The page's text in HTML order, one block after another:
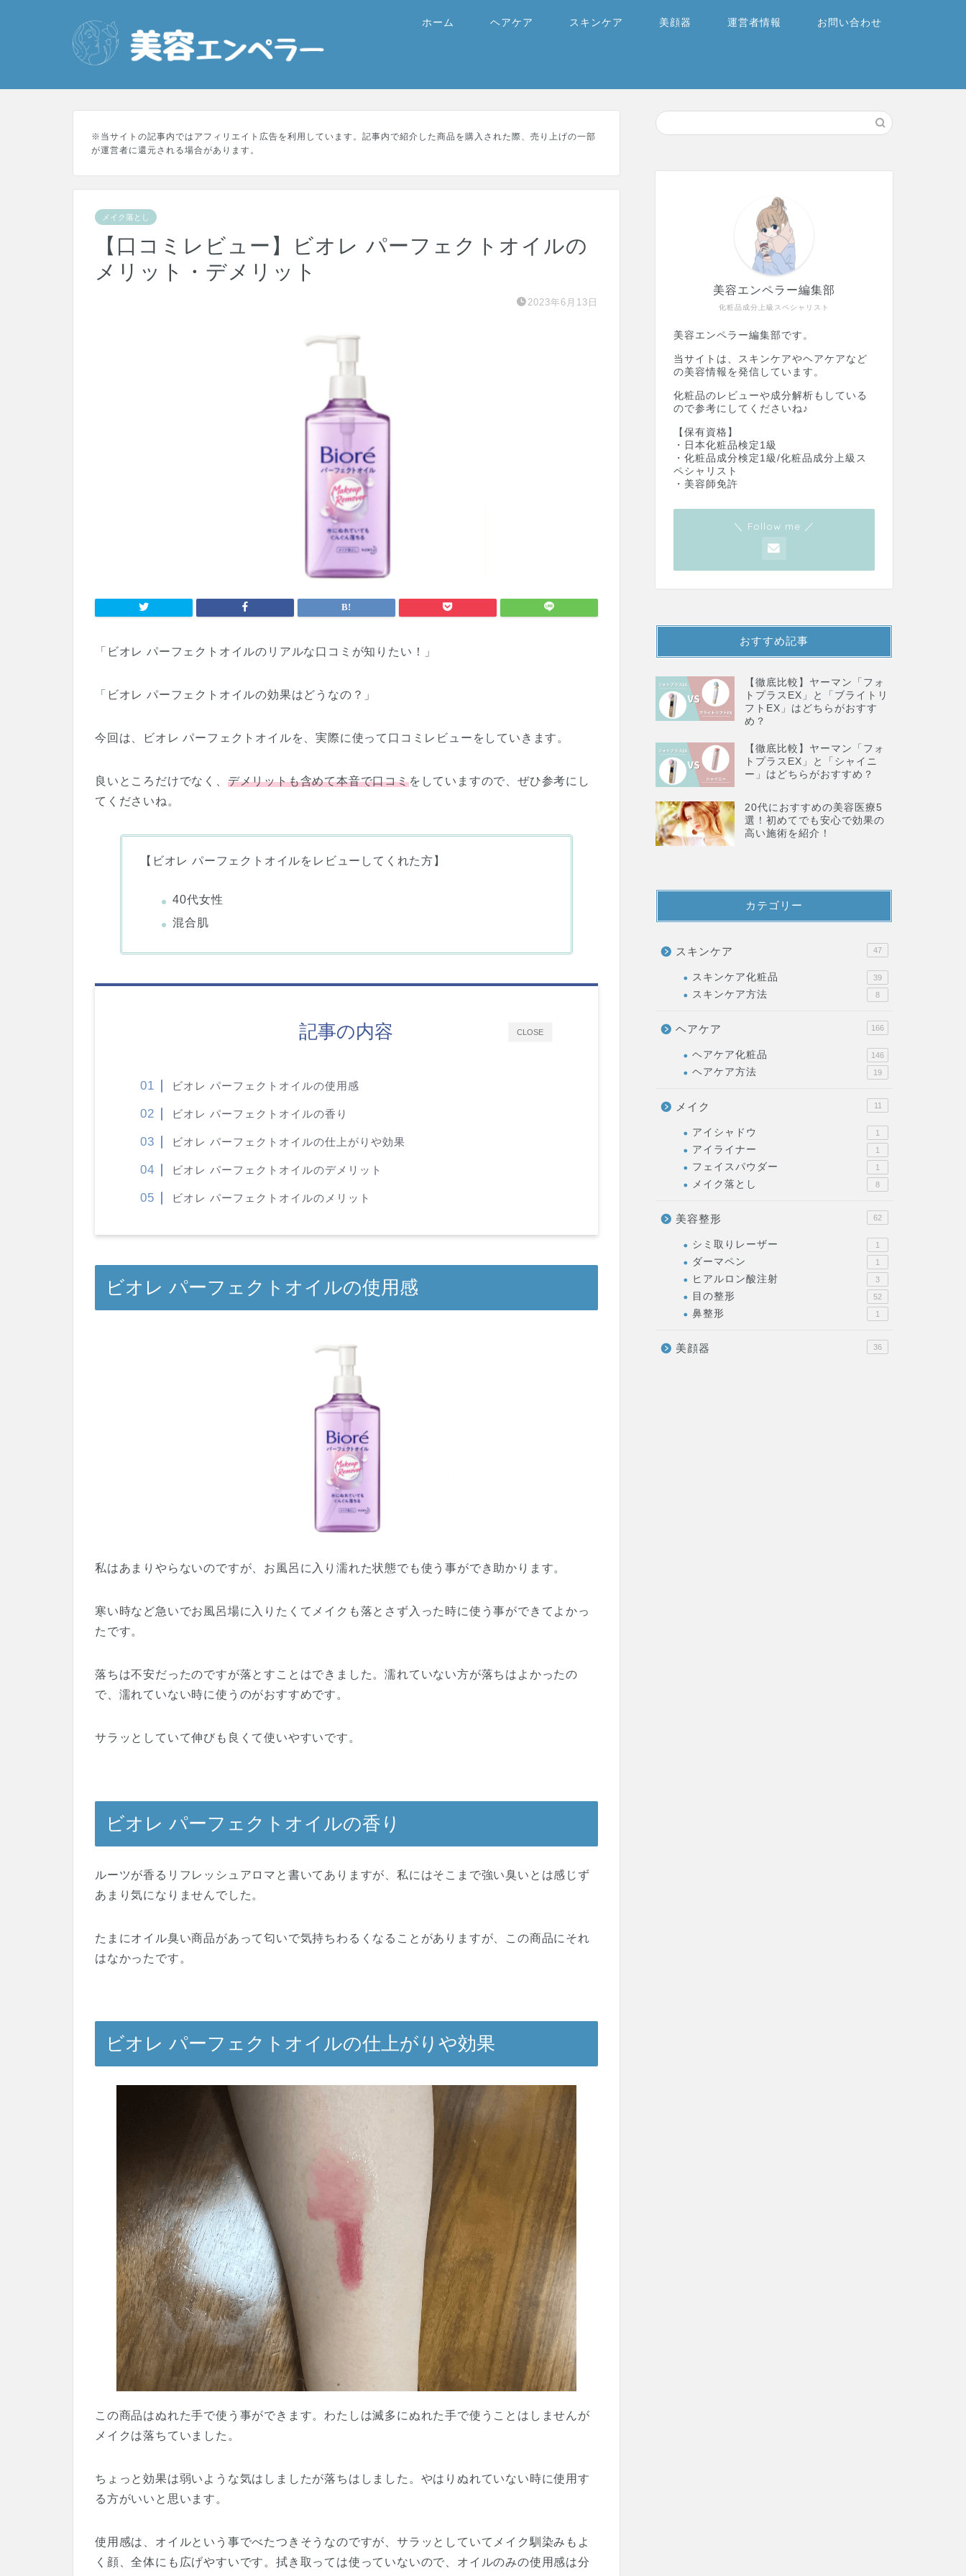
ホーム ヘアケア スキンケア 美顔器 運営者情報 お問い合わせ
※当サイトの記事内ではアフィリエイト広告を利用しています。記事内で紹介した商品を購入された際、売り上げの一部
が運営者に還元される場合があります。
メイク落とし
【口コミレビュー】ビオレ パーフェクトオイルの
メリット・デメリット
2023年6月13日
「ビオレ パーフェクトオイルのリアルな口コミが知りたい！」
「ビオレ パーフェクトオイルの効果はどうなの？」
今回は、ビオレ パーフェクトオイルを、実際に使って口コミレビューをしていきます。
良いところだけでなく、 デメリットも含めて本音で口コミをしていますので、ぜひ参考にし
てくださいね。
【ビオレ パーフェクトオイルをレビューしてくれた方】
40代女性
混合肌
CLOSE
記事の内容
ビオレ パーフェクトオイルの使用感
ビオレ パーフェクトオイルの香り
ビオレ パーフェクトオイルの仕上がりや効果
ビオレ パーフェクトオイルのデメリット
ビオレ パーフェクトオイルのメリット
ビオレ パーフェクトオイルの使用感
私はあまりやらないのですが、お風呂に入り濡れた状態でも使う事ができ助かります。
寒い時など急いでお風呂場に入りたくてメイクも落とさず入った時に使う事ができてよかっ
たです。
落ちは不安だったのですが落とすことはできました。濡れていない方が落ちはよかったの
で、濡れていない時に使うのがおすすめです。
サラッとしていて伸びも良くて使いやすいです。
ビオレ パーフェクトオイルの香り
ルーツが香るリフレッシュアロマと書いてありますが、私にはそこまで強い臭いとは感じず
あまり気になりませんでした。
たまにオイル臭い商品があって匂いで気持ちわるくなることがありますが、この商品にそれ
はなかったです。
ビオレ パーフェクトオイルの仕上がりや効果
この商品はぬれた手で使う事ができます。わたしは滅多にぬれた手で使うことはしませんが
メイクは落ちていました。
ちょっと効果は弱いような気はしましたが落ちはしました。やはりぬれていない時に使用す
る方がいいと思います。
使用感は、オイルという事でべたつきそうなのですが、サラッとしていてメイク馴染みもよ
く顔、全体にも広げやすいです。拭き取っては使っていないので、オイルのみの使用感は分
化粧品成分上級スペシャリスト
美容エンペラー編集部
美容エンペラー編集部です。
当サイトは、スキンケアやヘアケアなど
の美容情報を発信しています。
化粧品のレビューや成分解析もしている
ので参考にしてくださいね♪
【保有資格】
・日本化粧品検定1級
・化粧品成分検定1級/化粧品成分上級ス
ペシャリスト
・美容師免許
＼ Follow me ／
おすすめ記事
【徹底比較】ヤーマン「フォ
トプラスEX」と「ブライトリ
フトEX」はどちらがおすす
め？
【徹底比較】ヤーマン「フォ
トプラスEX」と「シャイニ
ー」はどちらがおすすめ？
20代におすすめの美容医療5
選！初めてでも安心で効果の
高い施術を紹介！
カテゴリー
スキンケア 47
スキンケア化粧品 39
スキンケア方法 8
ヘアケア 166
ヘアケア化粧品 146
ヘアケア方法 19
メイク 11
アイシャドウ 1
アイライナー 1
フェイスパウダー 1
メイク落とし 8
美容整形 62
シミ取りレーザー 1
ダーマペン 1
ヒアルロン酸注射 3
目の整形 52
鼻整形 1
美顔器 36